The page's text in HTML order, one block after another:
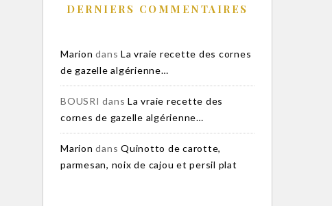
DERNIERS COMMENTAIRES
Marion dans La vraie recette des cornes
de gazelle algérienne…
BOUSRI dans La vraie recette des
cornes de gazelle algérienne…
Marion dans Quinotto de carotte,
parmesan, noix de cajou et persil plat